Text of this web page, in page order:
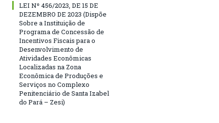
LEI Nº 456/2023, DE 15 DE
DEZEMBRO DE 2023 (Dispõe
Sobre a Instituição de
Programa de Concessão de
Incentivos Fiscais para o
Desenvolvimento de
Atividades Econômicas
Localizadas na Zona
Econômica de Produções e
Serviços no Complexo
Penitenciário de Santa Izabel
do Pará – Zesi)